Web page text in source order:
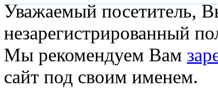
Уважаемый посетитель,
незарегистрированный
Мы рекомендуем Вам
сайт под своим именем.